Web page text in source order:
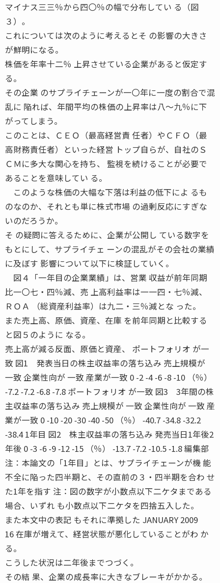
マイナス三三％から四〇％の幅で分布してい る（図
３）。
これについては次のように考えるとそ の影響の大きさ
が鮮明になる。
株価を年率十二％ 上昇させている企業があると仮定す
る。
その企業 のサプライチェーンが一〇年に一度の割合で混
乱に 陥れば、年間平均の株価の上昇率は八〜九％に下
がってしまう。
このことは、ＣＥＯ（最高経営責 任者）やＣＦＯ（最
高財務責任者）といった経営 トップ自らが、自社のＳ
ＣＭに多大な関心を持ち、 監視を続けることが必要で
あることを意味してい る。
このような株価の大幅な下落は利益の低下によ るも
のなのか、それとも単に株式市場 の過剰反応にすぎな
いのだろうか。
そ の疑問に答えるために、企業が公開し ている数字を
もとにして、サプライチェ ーンの混乱がその会社の業績
に及ぼす 影響について以下に検証していく。
図４「一年目の企業業績」は、営業 収益が前年同期
比一〇七・四％減、売 上高利益率は一一四・七％減、
ＲＯＡ （総資産利益率）は九二・三％減とな った。
また売上高、原価、資産、在庫 を前年同期と比較する
と図５のように なる。
売上高が減る反面、原価と資産、 ポートフォリオ が一
致 図1 発表当日の株主収益率の落ち込み 売上規模が
一致 企業性向が 一致 産業が一致 0 -2 -4 -6 -8 -10 （％）
-7.2 -7.2 -6.8 -7.8 ポートフォリオ が一致 図3 3年間の株
主収益率の落ち込み 売上規模が 一致 企業性向が 一致 産
業が一致 0 -10 -20 -30 -40 -50 （％） -40.7 -34.8 -32.2
-38.4 1年目 図2 株主収益率の落ち込み 発売当日1年後2
年後 0 -3 -6 -9 -12 -15 （％） -13.7 -7.2 -10.5 -1.8 編集部
注：本論文の「1年目」とは、サプライチェーンが機 能
不全に陥った四半期と、その直前の３・四半期を合わ せ
た1年を指す 注：図の数字が小数点以下二ケタまである
場合、いずれ も小数点以下二ケタを四捨五入した。
また本文中の表記 もそれに準拠した JANUARY 2009
16 在庫が増えて、経営状態が悪化していることがわ か
る。
こうした状況は二年後までつづく。
その結 果、企業の成長率に大きなブレーキがかかる。